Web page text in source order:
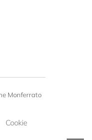
Monferrato
Cookie